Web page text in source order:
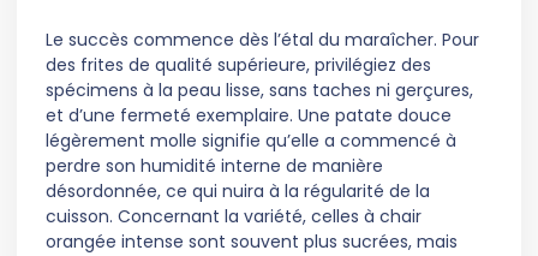
Le succès commence dès l’étal du maraîcher. Pour
des frites de qualité supérieure, privilégiez des
spécimens à la peau lisse, sans taches ni gerçures,
et d’une fermeté exemplaire. Une patate douce
légèrement molle signifie qu’elle a commencé à
perdre son humidité interne de manière
désordonnée, ce qui nuira à la régularité de la
cuisson. Concernant la variété, celles à chair
orangée intense sont souvent plus sucrées, mais